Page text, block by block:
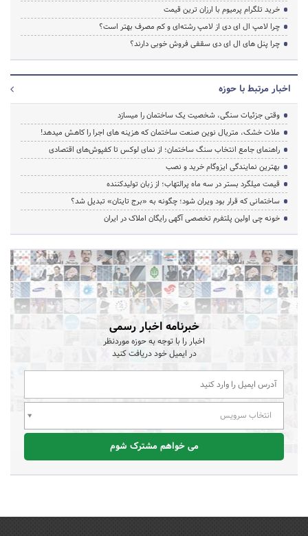
خرید تلگرام پرمیوم با ارزان ترین قیمت
چرا لامپ ال ای دی از لامپ رشته‌ای و کم مصرف بهتر است؟
چرا پنل های ال ای دی سقفی فروش خوبی دارند؟
اخبار مرتبط با حوزه
وقتی جزئیات سنگی، شخصیت یک ساختمان را میسازد
ملات خشک، متریال نوین صنعت ساختمان که هزینه‌ های اجرا را کاهش میدهد!
راهنمای جامع انتخاب سنگ ساختمان؛ از نمای لوکس تا کفپوش‌های اقتصادی
بهترین نمایندگی ایزوگام خرید و نصب
قیمت میلگرد بستر در سه ماه پرالتهاب؛ از زبان تولیدکننده
ساختمانی که قرار بود ویران شود؛ چگونه به «برج تایتان» تبدیل شد؟
خونه چی اولین پلتفرم تخصصی آگهی رایگان املاک در ایران
خبرنامه اخبار رسمی
اخبار را با توجه به حوزه موردنظر
در ایمیل خود دریافت کنید
انتخاب سرویس
می خواهم مشترک شوم